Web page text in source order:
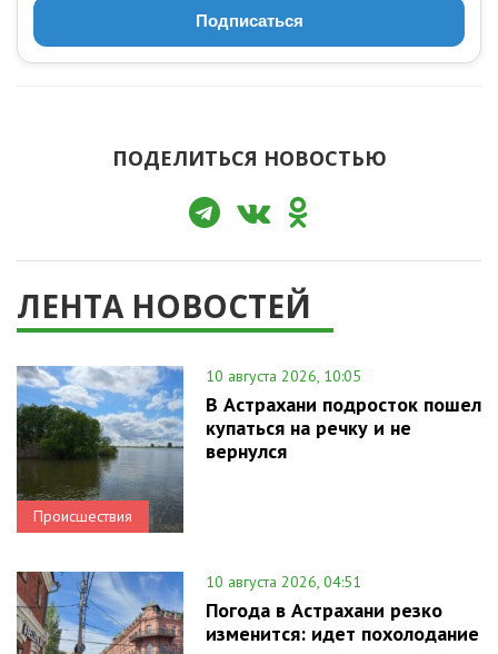
Подписаться
ПОДЕЛИТЬСЯ НОВОСТЬЮ
ЛЕНТА НОВОСТЕЙ
Происшествия
10 августа 2026, 10:05
В Астрахани подросток пошел
купаться на речку и не
вернулся
10 августа 2026, 04:51
Погода в Астрахани резко
изменится: идет похолодание